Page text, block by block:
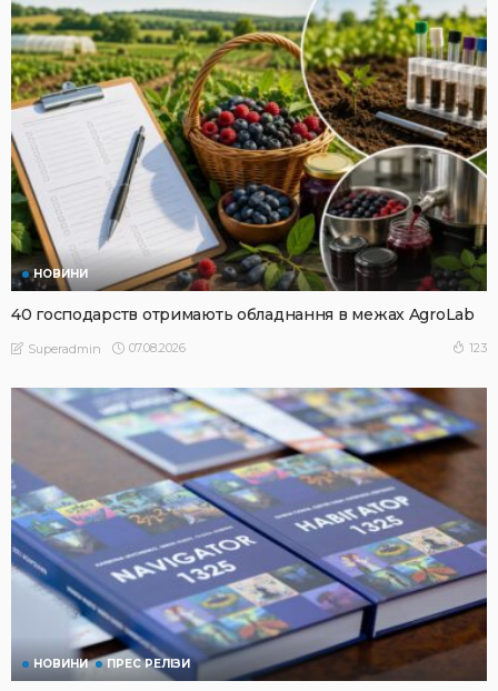
НОВИНИ
40 господарств отримають обладнання в межах AgroLab
Superadmin 07.08.2026 123
НОВИНИ ПРЕС РЕЛІЗИ